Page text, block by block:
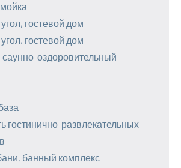
гостевой дом
гостевой дом
оздоровительный
гостинично-развлекательных
банный комплекс